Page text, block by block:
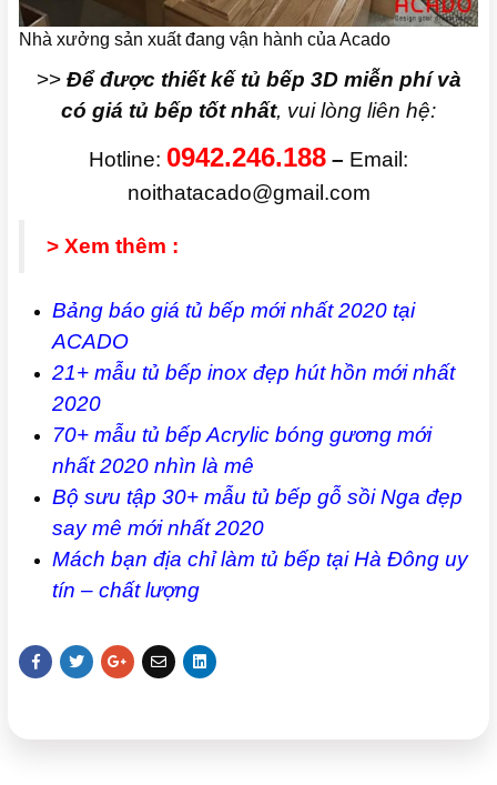
Nhà xưởng sản xuất đang vận hành của Acado
>>Để được thiết kế tủ bếp 3D miễn phí và
có giá tủ bếp tốt nhất, vui lòng liên hệ:
Hotline: 0942.246.188 – Email:
noithatacado@gmail.com
> Xem thêm :
Bảng báo giá tủ bếp mới nhất 2020 tại
ACADO
21+ mẫu tủ bếp inox đẹp hút hồn mới nhất
2020
70+ mẫu tủ bếp Acrylic bóng gương mới
nhất 2020 nhìn là mê
Bộ sưu tập 30+ mẫu tủ bếp gỗ sồi Nga đẹp
say mê mới nhất 2020
Mách bạn địa chỉ làm tủ bếp tại Hà Đông uy
tín – chất lượng